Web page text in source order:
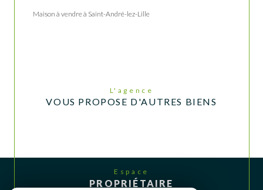
Maison à vendre à Saint-André-lez-Lille
L'agence
VOUS PROPOSE D'AUTRES BIENS
Espace
PROPRIÉTAIRE